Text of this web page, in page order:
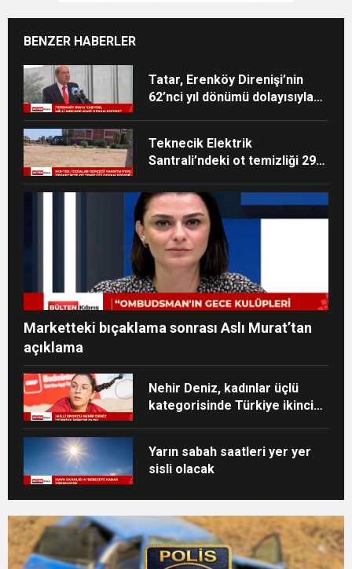
BENZER HABERLER
Tatar, Erenköy Direnişi’nin
62’nci yıl dönümü dolayısıyla
Teknecik Elektrik
Santrali’ndeki ot temizliği 29
ediyor
Marketteki bıçaklama sonrası Aslı Murat’tan
açıklama
Nehir Deniz, kadınlar üçlü
kategorisinde Türkiye ikincisi
Yarın sabah saatleri yer yer
sisli olacak